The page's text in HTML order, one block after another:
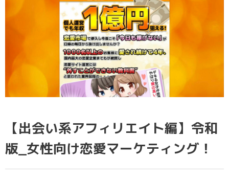
【出会い系アフィリエイト編】令和
版_女性向け恋愛マーケティング！